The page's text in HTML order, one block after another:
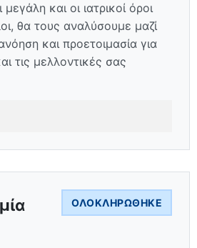
και οι ιατρικοί όροι
θα τους αναλύσουμε μαζί
και προετοιμασία για
τις μελλοντικές σας
ΟΛΟΚΛΗΡΏΘΗΚΕ